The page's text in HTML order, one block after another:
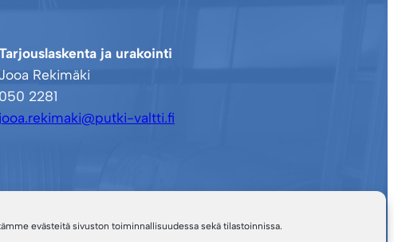
evästeitä sivuston toiminnallisuudessa sekä tilastoinnissa.
ja urakointi
Jooa Rekimäki
050 2281
jooa.rekimaki@putki-valtti.fi